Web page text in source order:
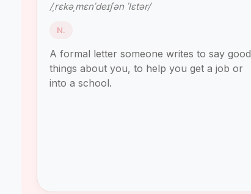
/ˌrɛkəˌmɛnˈdeɪʃən ˈlɛtər/
N.
A formal letter someone writes to say good
things about you, to help you get a job or
into a school.